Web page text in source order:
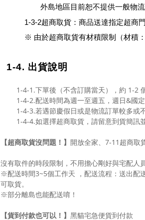
外島地區目前恕不提供一般物流
1-3-2超商取貨 ：商品送達指定超商
※ 由於超商取貨有材積限制（材積
1-4. 出貨說明
1-4-1.下單後（不含訂購當天），約 1-2 個
1-4-2.配送時間為週一至週五，週日&國定
1-4-3.若遇節慶假日或是物流訂單較多或
1-4-4.如選擇超商取貨，請留意到貨簡訊並
【超商取貨沒問題！】 開放全家、7-11超商取
沒有取件的時段限制，不用擔心剛好與宅配人
※配送時間3~5個工作天 ，配送流程：送出
可取貨。
※部分離島也能配送唷！
【貨到付款也可以！】 黑貓宅急便貨到付款